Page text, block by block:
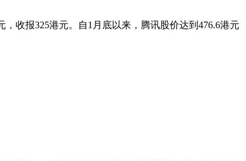
收报325港元。自1月底以来，腾讯股价达到476.6港元